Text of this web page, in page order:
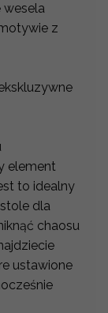
wesela
z
element
to idealny
dla
chaosu
ustawione